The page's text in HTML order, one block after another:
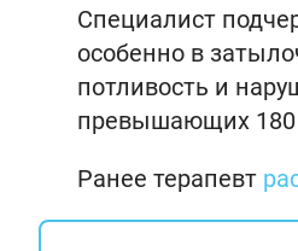
Специалист
особенно в
потливость и
превышающих 180
Ранее терапевт